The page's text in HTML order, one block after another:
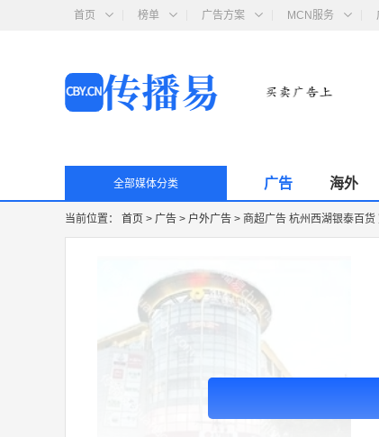
首页 榜单 广告方案 MCN服务
全部媒体分类 广告 海外
当前位置： 首页 > 广告 > 户外广告 > 商超广告 杭州西湖银泰百